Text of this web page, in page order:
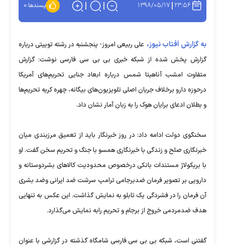
۲۳:۵۶ ۱۳۹۸/۰۵/۱۷ پسندها:۰
به گزارش آفتاب نیوز، علی ربیعی امروز- پنجشنبه در رشته توییتی درباره
گزارش پخش شده از شبکه خبری بی بی سی فارسی نوشت: گزارش
متفاوت امشب آناهیتا شمس درباره ابعاد جنایی تحریم‌های آمریکا
درحوزه دارو برخلاف جریان اصلی تلویزیون‌های بیگانه، چهره کریه تحریم‌ها
و بطلان ادعای برایان هوک را به زبان آمار نشان داد.
سخنگوی دولت ادامه داد: در روز خبرنگار باید از تعمیق مرزبندی میان
خبرنگاری صلح و زندگی با خبرنگاری همسو با جنگ و تحریم سخن گفت. او
با بریکولاژ مستندات بانکی درخصوص محدودیت کالا‌های بشردوستانه و
دارویی بر تصویر فرمان ضدبرجامی ترامپ سرشت ضد ایرانی وضد بشری
آن فرمان را در فشردگی یک تابلو به نمایش گذاشت. این عکس به تنهایی
هدف ضدمردمی خروج از برجام و تحریم رابه نمایش می‌گذارد.
گفتنی است، شبکه بی بی سی فارسی شامگاه گذشته در گزارشی با عنوان